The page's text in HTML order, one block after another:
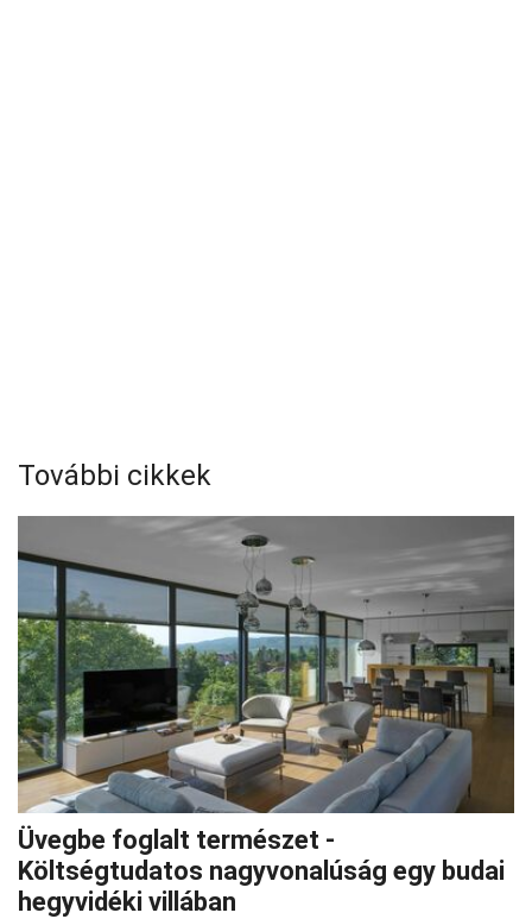
További cikkek
Üvegbe foglalt természet -
Költségtudatos nagyvonalúság egy budai
hegyvidéki villában